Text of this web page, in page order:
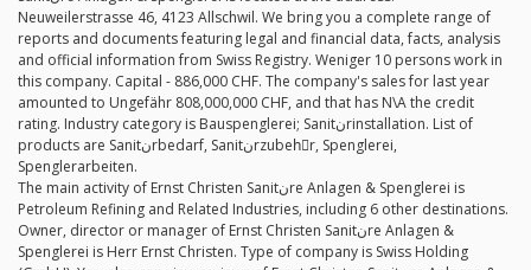
Neuweilerstrasse 46, 4123 Allschwil. We bring you a complete range of
reports and documents featuring legal and financial data, facts, analysis
and official information from Swiss Registry. Weniger 10 persons work in
this company. Capital - 886,000 CHF. The company's sales for last year
amounted to Ungefähr 808,000,000 CHF, and that has N\A the credit
rating. Industry category is Bauspenglerei; Sanitنrinstallation. List of
products are Sanitنrbedarf, Sanitنrzubehِr, Spenglerei,
Spenglerarbeiten.
The main activity of Ernst Christen Sanitنre Anlagen & Spenglerei is
Petroleum Refining and Related Industries, including 6 other destinations.
Owner, director or manager of Ernst Christen Sanitنre Anlagen &
Spenglerei is Herr Ernst Christen. Type of company is Swiss Holding